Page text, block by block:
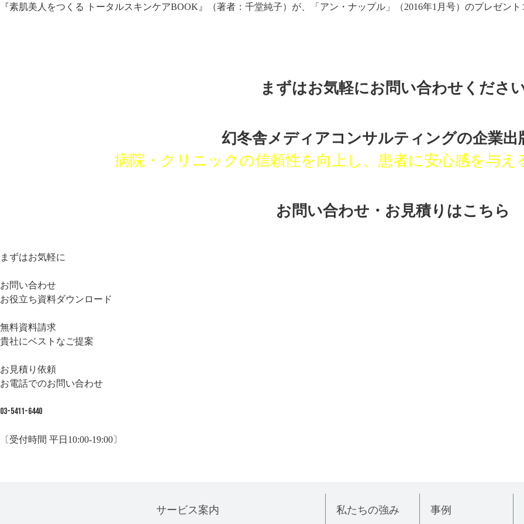
『素肌美人をつくる トータルスキンケアBOOK』（著者：千堂純子）が、「アン・ナップル」（2016年1月号）のプレゼン
まずはお気軽にお問い合わせくださ
幻冬舎メディアコンサルティングの企業出
病院・クリニックの信頼性を向上し、患者に安心感を与え
お問い合わせ・お見積りはこちら
まずはお気軽に
お問い合わせ
お役立ち資料ダウンロード
無料資料請求
貴社にベストなご提案
お見積り依頼
お電話でのお問い合わせ
03-5411-6440
〔受付時間 平日10:00-19:00〕
サービス案内 私たちの強み 事例